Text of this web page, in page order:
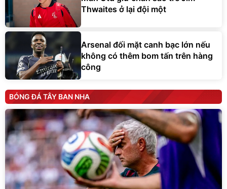
Thwaites ở lại đội một
Arsenal đối mặt canh bạc lớn nếu
không có thêm bom tấn trên hàng
công
BÓNG ĐÁ TÂY BAN NHA